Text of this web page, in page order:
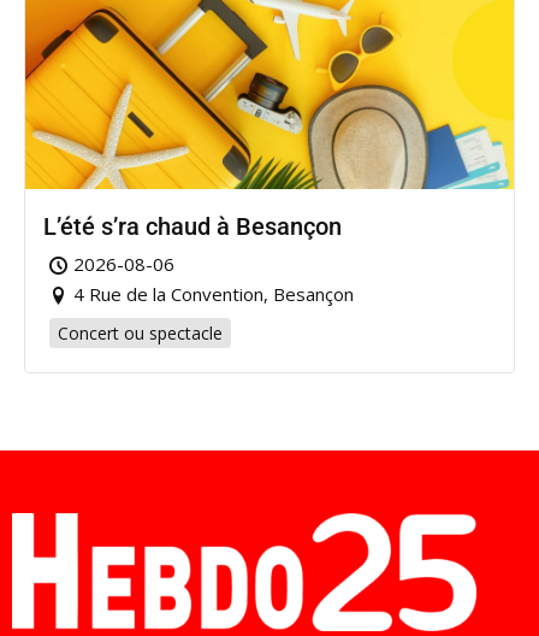
L’été s’ra chaud à Besançon
2026-08-06
4 Rue de la Convention, Besançon
Concert ou spectacle